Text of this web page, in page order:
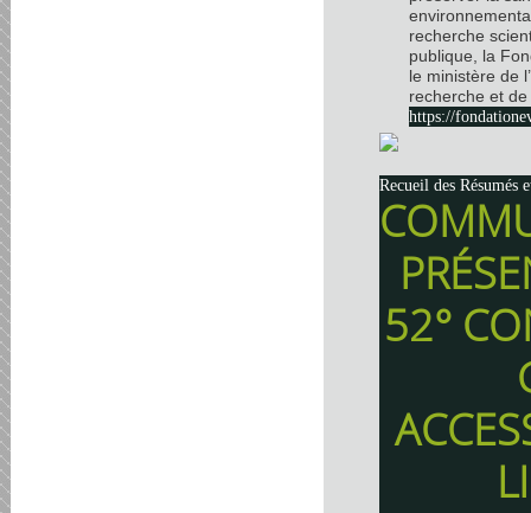
recherche
publique, la
le ministère de
recherche et
https://
Recueil des Résumés
52°